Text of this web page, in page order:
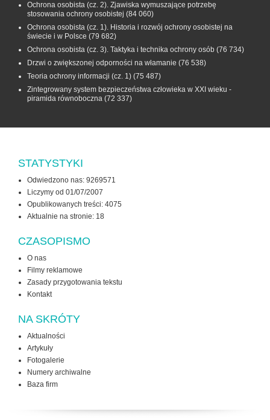
Ochrona osobista (cz. 2). Zjawiska wymuszające potrzebę
stosowania ochrony osobistej (84 060)
Ochrona osobista (cz. 1). Historia i rozwój ochrony osobistej na
świecie i w Polsce (79 682)
Ochrona osobista (cz. 3). Taktyka i technika ochrony osób (76 734)
Drzwi o zwiększonej odporności na włamanie (76 538)
Teoria ochrony informacji (cz. 1) (75 487)
Zintegrowany system bezpieczeństwa człowieka w XXI wieku -
piramida równoboczna (72 337)
STATYSTYKI
Odwiedzono nas: 9269571
Liczymy od 01/07/2007
Opublikowanych treści: 4075
Aktualnie na stronie: 18
CZASOPISMO
O nas
Filmy reklamowe
Zasady przygotowania tekstu
Kontakt
NA SKRÓTY
Aktualności
Artykuły
Fotogalerie
Numery archiwalne
Baza firm